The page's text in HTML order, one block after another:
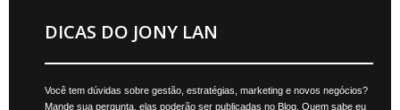
DICAS DO JONY LAN
Você tem dúvidas sobre gestão, estratégias, marketing e novos negócios?
Mande sua pergunta, elas poderão ser publicadas no Blog. Quem sabe eu